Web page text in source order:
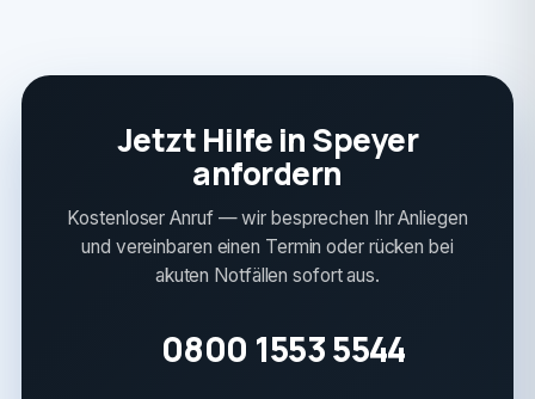
Jetzt Hilfe in Speyer
anfordern
Kostenloser Anruf — wir besprechen Ihr Anliegen
und vereinbaren einen Termin oder rücken bei
akuten Notfällen sofort aus.
0800 1553 5544